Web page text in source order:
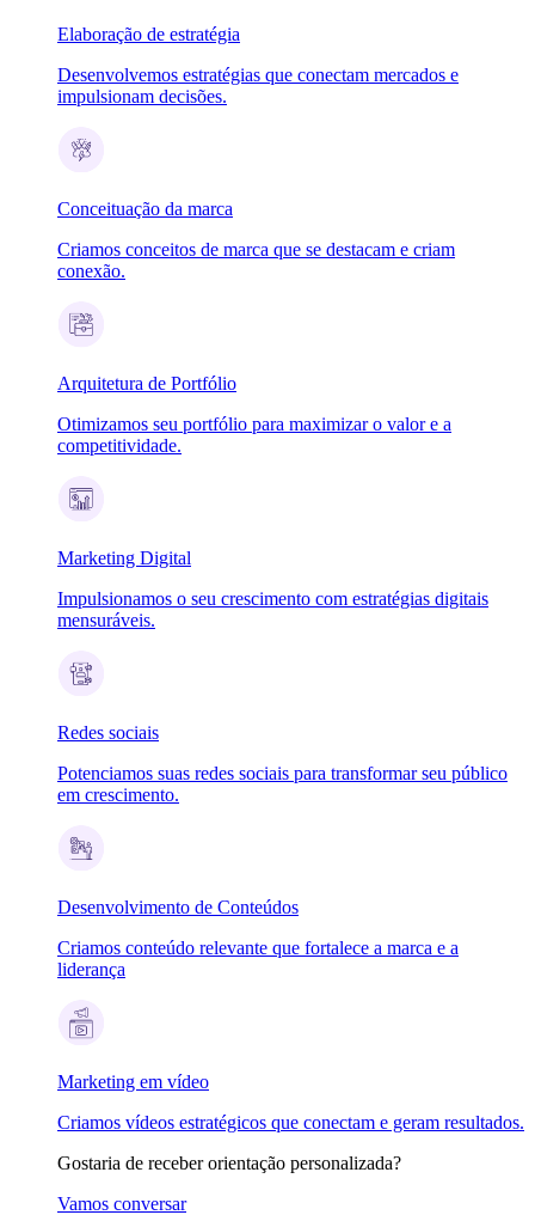
Elaboração de estratégia
Desenvolvemos estratégias que conectam mercados e
impulsionam decisões.
Conceituação da marca
Criamos conceitos de marca que se destacam e criam
conexão.
Arquitetura de Portfólio
Otimizamos seu portfólio para maximizar o valor e a
competitividade.
Marketing Digital
Impulsionamos o seu crescimento com estratégias digitais
mensuráveis.
Redes sociais
Potenciamos suas redes sociais para transformar seu público
em crescimento.
Desenvolvimento de Conteúdos
Criamos conteúdo relevante que fortalece a marca e a
liderança
Marketing em vídeo
Criamos vídeos estratégicos que conectam e geram resultados.
Gostaria de receber orientação personalizada?
Vamos conversar